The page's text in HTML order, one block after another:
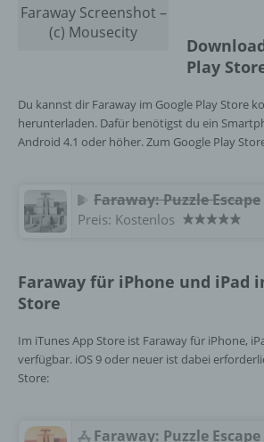
Faraway Screenshot –
(c) Mousecity
Play
Du kannst dir Faraway im Google Play Store
herunterladen. Dafür benötigst du ein
Android 4.1 oder höher. Zum Google Play
Faraway: Puzzle Escape
Preis: Kostenlos
Faraway für iPhone und iPad
Store
Im iTunes App Store ist Faraway für iPhone,
verfügbar. iOS 9 oder neuer ist dabei
Store:
Faraway: Puzzle Escape
SessionStorage. Dies dient dazu,
nutzerfreundlicher, effektiver und
machen. Local Storage und
eine Technologie, mit welcher ihr
auf Ihrem Computer oder mobilen
abspeichert. Cookies sind
über einen Internetbrowser auf
Computersystem abgelegt und
werden. Sie können die
verhindern.
Cookie-ID. Eine Cookie-ID ist eine
Kennung des Cookies. Sie besteht
Zeichenfolge, durch welche
werden können, in dem das
wurde. Dies ermöglicht es den
Internetseiten und Servern, den
zu unterscheiden. Ein bestimmter